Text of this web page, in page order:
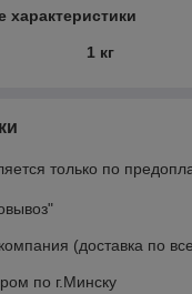
характеристики
1 кг
только по
(доставка по
по г.Минску